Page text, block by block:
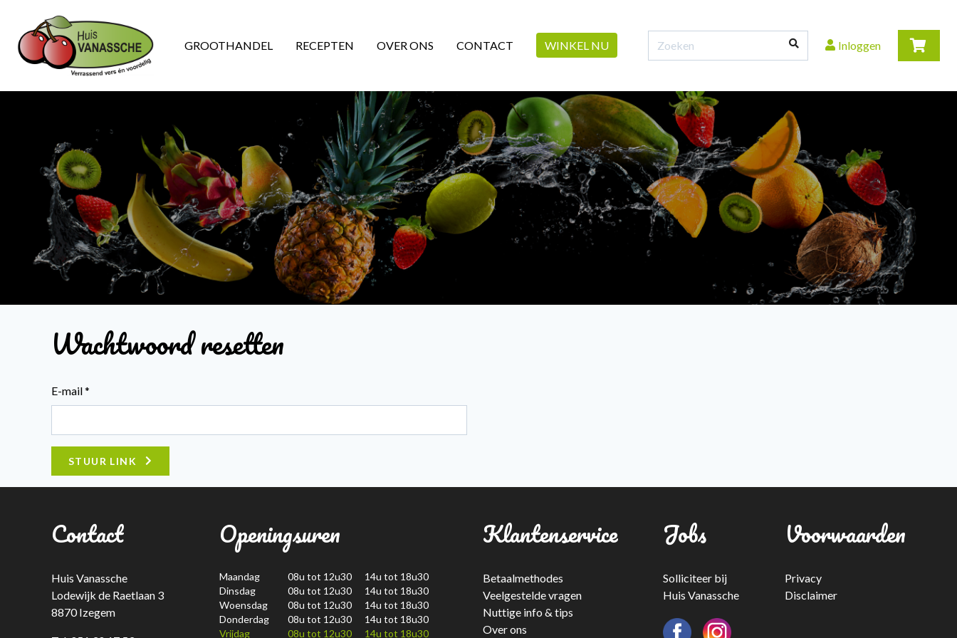
GROOTHANDEL RECEPTEN OVER ONS CONTACT WINKEL NU Inloggen
Wachtwoord resetten
E-mail *
STUUR LINK
Contact
Huis Vanassche
Lodewijk de Raetlaan 3
8870 Izegem
Openingsuren
Maandag
08u tot 12u30 14u tot 18u30
Dinsdag
08u tot 12u30 14u tot 18u30
Woensdag
08u tot 12u30 14u tot 18u30
Donderdag
08u tot 12u30 14u tot 18u30
Vrijdag
08u tot 12u30 14u tot 18u30
Klantenservice
Betaalmethodes
Veelgestelde vragen
Nuttige info & tips
Over ons
Jobs
Solliciteer bij
Huis Vanassche
Voorwaarden
Privacy
Disclaimer